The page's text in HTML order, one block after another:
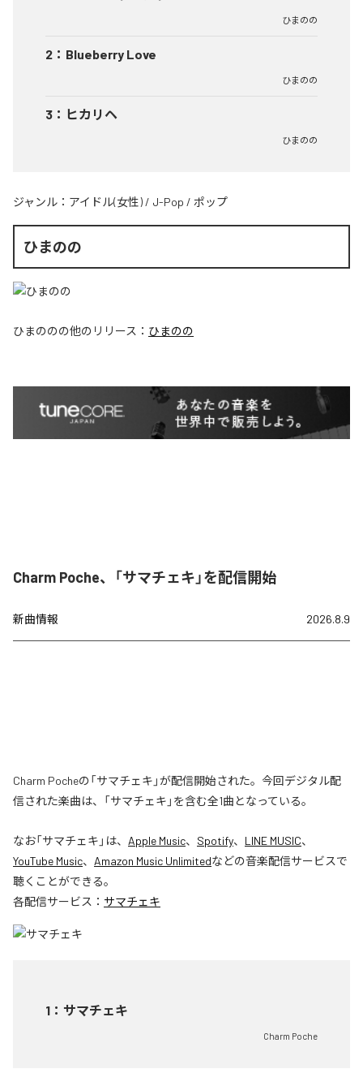
ひまのの
2 ： Blueberry Love
ひまのの
3 ： ヒカリヘ
ひまのの
ジャンル： アイドル(女性) / J-Pop / ポップ
ひまのの
ひまののの他のリリース： ひまのの
Charm Poche、「サマチェキ」を配信開始
新曲情報 2026.8.9
Charm Pocheの「サマチェキ」が配信開始された。今回デジタル配
信された楽曲は、「サマチェキ」を含む全1曲となっている。
なお「サマチェキ 」は、 Apple Music、 Spotify、 LINE MUSIC、
YouTube Music、 Amazon Music Unlimitedなどの音楽配信サービスで
聴くことができる。
各配信サービス： サマチェキ
1 ： サマチェキ
Charm Poche